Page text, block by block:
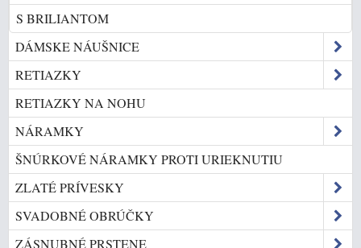
S BRILIANTOM
DÁMSKE NÁUŠNICE
RETIAZKY
RETIAZKY NA NOHU
NÁRAMKY
ŠNÚRKOVÉ NÁRAMKY PROTI URIEKNUTIU
ZLATÉ PRÍVESKY
SVADOBNÉ OBRÚČKY
ZÁSNUBNÉ PRSTENE